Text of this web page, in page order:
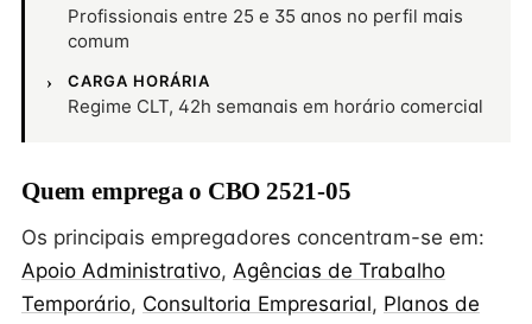
Profissionais entre 25 e 35 anos no perfil mais
comum
CARGA HORÁRIA
Regime CLT, 42h semanais em horário comercial
Quem emprega o CBO 2521-05
Os principais empregadores concentram-se em:
Apoio Administrativo, Agências de Trabalho
Temporário, Consultoria Empresarial, Planos de